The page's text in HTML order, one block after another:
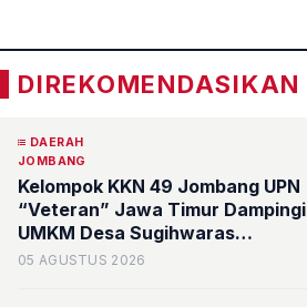
DIREKOMENDASIKAN
DAERAH
JOMBANG
Kelompok KKN 49 Jombang UPN
“Veteran” Jawa Timur Dampingi
UMKM Desa Sugihwaras
Kembangkan Branding Digital
05 AGUSTUS 2026